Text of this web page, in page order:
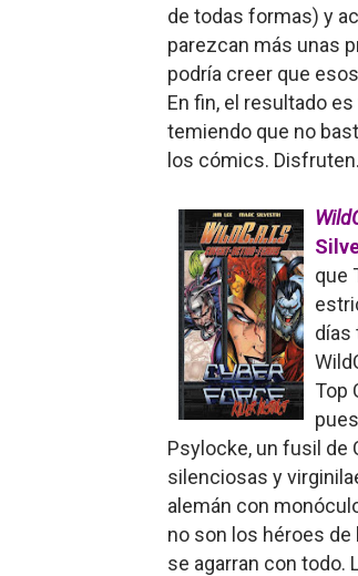
de todas formas) y
parezcan más unas
podría creer que
En fin, el resultado
temiendo que no
los cómics. Disfruten.
que
días
Top
Psylocke, un fusil de
silenciosas y
alemán con
no son los héroes
se agarran con todo.